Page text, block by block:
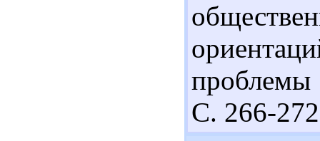
С. 266-